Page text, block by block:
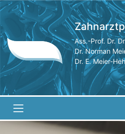
Ass.-Prof. Dr.
Dr. Norman
Dr. E. Meier-